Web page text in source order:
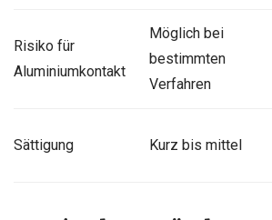
Risiko für
Aluminiumkontakt
Möglich bei
bestimmten
Verfahren
Sättigung Kurz bis mittel